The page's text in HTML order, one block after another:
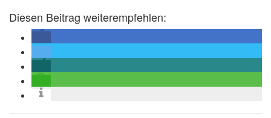
Diesen Beitrag weiterempfehlen: